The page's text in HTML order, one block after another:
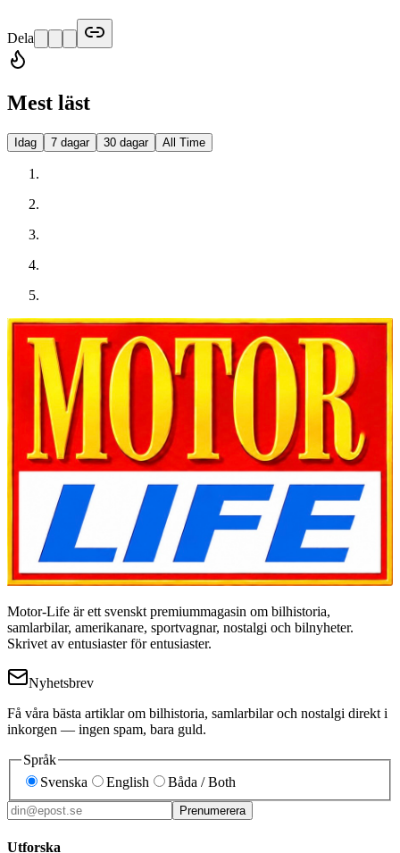
Dela
Mest läst
Idag 7 dagar 30 dagar All Time
Motor-Life är ett svenskt premiummagasin om bilhistoria,
samlarbilar, amerikanare, sportvagnar, nostalgi och bilnyheter.
Skrivet av entusiaster för entusiaster.
Nyhetsbrev
Få våra bästa artiklar om bilhistoria, samlarbilar och nostalgi direkt i
inkorgen — ingen spam, bara guld.
Språk
Svenska
English Båda / Both
Prenumerera
Utforska